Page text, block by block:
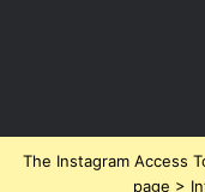
The Instagram Access
page >